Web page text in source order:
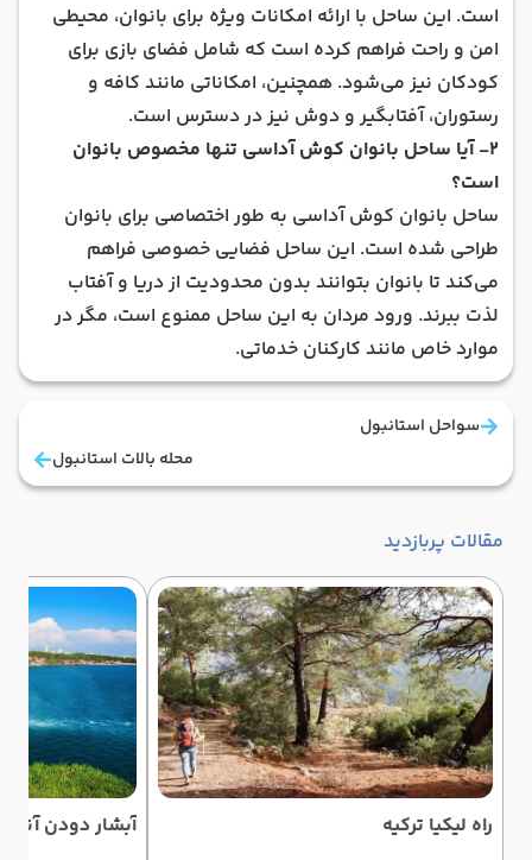
است. این ساحل با ارائه امکانات ویژه برای بانوان، محیطی
امن و راحت فراهم کرده است که شامل فضای بازی برای
کودکان نیز می‌شود. همچنین، امکاناتی مانند کافه و
رستوران، آفتابگیر و دوش‌ نیز در دسترس است.
۲- آیا ساحل بانوان کوش آداسی تنها مخصوص بانوان
است؟
ساحل بانوان کوش آداسی به طور اختصاصی برای بانوان
طراحی شده است. این ساحل فضایی خصوصی فراهم
می‌کند تا بانوان بتوانند بدون محدودیت از دریا و آفتاب
لذت ببرند. ورود مردان به این ساحل ممنوع است، مگر در
موارد خاص مانند کارکنان خدماتی.
سواحل استانبول
محله بالات استانبول
مقالات پربازدید
راه لیکیا ترکیه آبشار دودن